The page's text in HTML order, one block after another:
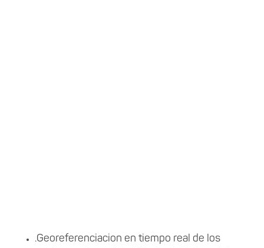
.Georeferenciacion en tiempo real de los